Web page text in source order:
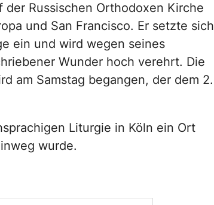
Russischen Orthodoxen Kirche
und San Francisco. Er setzte sich
ein und wird wegen seines
Wunder hoch verehrt. Die
am Samstag begangen, der dem 2.
Liturgie in Köln ein Ort
wurde.